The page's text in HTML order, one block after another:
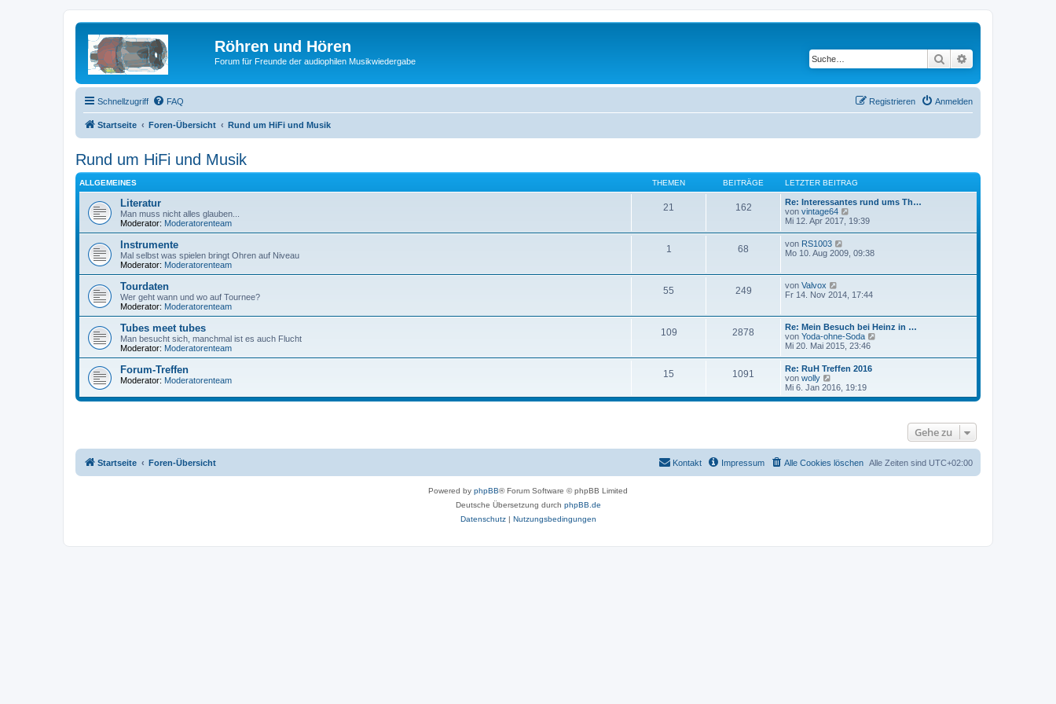
Röhren und Hören
Forum für Freunde der audiophilen Musikwiedergabe Suche
Schnellzugriff FAQ Anmelden
Registrieren
Startseite Foren-Übersicht Rund um HiFi und Musik
Rund um HiFi und Musik
ALLGEMEINES THEMEN BEITRÄGE LETZTER BEITRAG
Literatur
Man muss nicht alles glauben...
Moderator: Moderatorenteam
21 162
Re: Interessantes rund ums Th…
von vintage64
e
s
t
r
e
t
r
a
g
Mi 12. Apr 2017, 19:39
Instrumente
Mal selbst was spielen bringt Ohren auf Niveau
Moderator: Moderatorenteam
1 68 von RS1003
e
t
e
B
e
i
t
r
a
g
Mo 10. Aug 2009, 09:38
Tourdaten
Wer geht wann und wo auf Tournee?
Moderator: Moderatorenteam
55 249 von Valvox
e
t
e
r
B
e
t
r
Fr 14. Nov 2014, 17:44
Tubes meet tubes
Man besucht sich, manchmal ist es auch Flucht
Moderator: Moderatorenteam
109 2878
Re: Mein Besuch bei Heinz in …
von Yoda-ohne-Soda
r
r
a
g
Mi 20. Mai 2015, 23:46
Forum-Treffen
Moderator: Moderatorenteam
15 1091
Re: RuH Treffen 2016
von wolly
e
u
e
Mi 6. Jan 2016, 19:19
Gehe zu
Startseite Foren-Übersicht Alle Zeiten sind UTC+02:00
Alle Cookies löschen
Impressum
Kontakt
Powered by phpBB® Forum Software © phpBB Limited
Deutsche Übersetzung durch phpBB.de
Datenschutz| Nutzungsbedingungen